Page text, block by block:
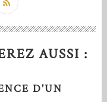
AUSSI :
D'UN